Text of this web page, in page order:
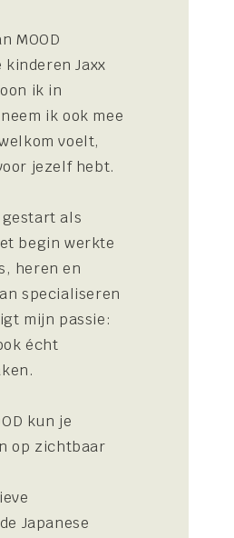
MOOD
Jaxx
ik in
ik ook mee
voelt,
jezelf hebt.
als
begin werkte
heren en
specialiseren
mijn passie:
écht
kun je
op zichtbaar
Japanese